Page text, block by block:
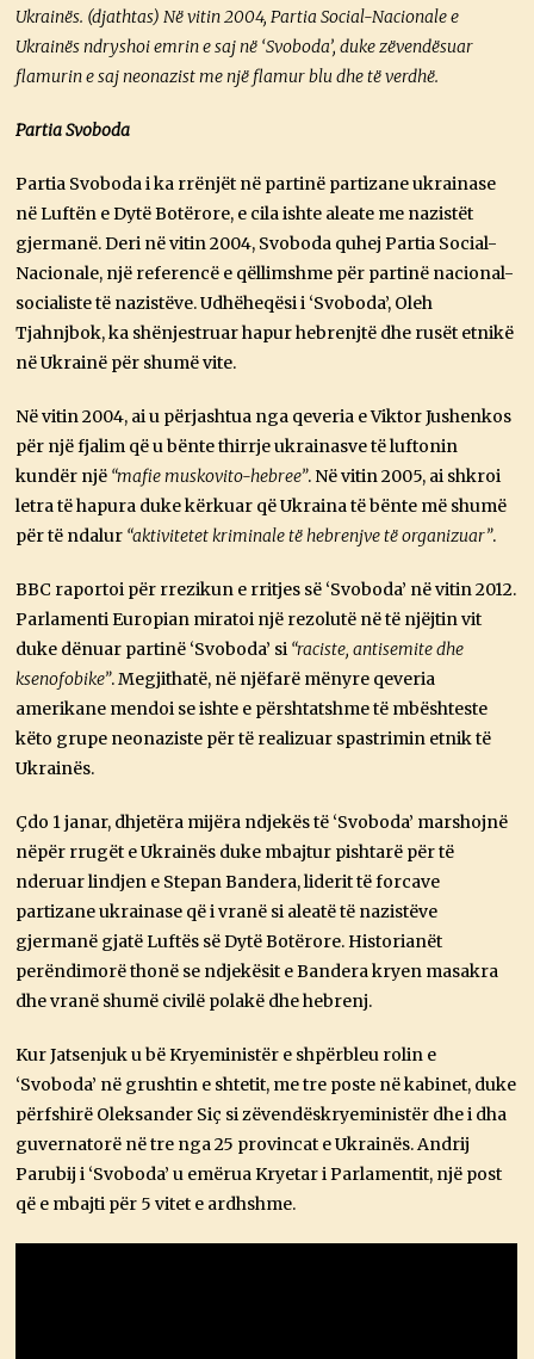
Ukrainës. (djathtas) Në vitin 2004, Partia Social-Nacionale e
Ukrainës ndryshoi emrin e saj në ‘Svoboda’, duke zëvendësuar
flamurin e saj neonazist me një flamur blu dhe të verdhë.
Partia Svoboda
Partia Svoboda i ka rrënjët në partinë partizane ukrainase
në Luftën e Dytë Botërore, e cila ishte aleate me nazistët
gjermanë. Deri në vitin 2004, Svoboda quhej Partia Social-
Nacionale, një referencë e qëllimshme për partinë nacional-
socialiste të nazistëve. Udhëheqësi i ‘Svoboda’, Oleh
Tjahnjbok, ka shënjestruar hapur hebrenjtë dhe rusët etnikë
në Ukrainë për shumë vite.
Në vitin 2004, ai u përjashtua nga qeveria e Viktor Jushenkos
për një fjalim që u bënte thirrje ukrainasve të luftonin
kundër një “mafie muskovito-hebree”. Në vitin 2005, ai shkroi
letra të hapura duke kërkuar që Ukraina të bënte më shumë
për të ndalur “aktivitetet kriminale të hebrenjve të organizuar”.
BBC raportoi për rrezikun e rritjes së ‘Svoboda’ në vitin 2012.
Parlamenti Europian miratoi një rezolutë në të njëjtin vit
duke dënuar partinë ‘Svoboda’ si “raciste, antisemite dhe
ksenofobike”. Megjithatë, në njëfarë mënyre qeveria
amerikane mendoi se ishte e përshtatshme të mbështeste
këto grupe neonaziste për të realizuar spastrimin etnik të
Ukrainës.
Çdo 1 janar, dhjetëra mijëra ndjekës të ‘Svoboda’ marshojnë
nëpër rrugët e Ukrainës duke mbajtur pishtarë për të
nderuar lindjen e Stepan Bandera, liderit të forcave
partizane ukrainase që i vranë si aleatë të nazistëve
gjermanë gjatë Luftës së Dytë Botërore. Historianët
perëndimorë thonë se ndjekësit e Bandera kryen masakra
dhe vranë shumë civilë polakë dhe hebrenj.
Kur Jatsenjuk u bë Kryeministër e shpërbleu rolin e
‘Svoboda’ në grushtin e shtetit, me tre poste në kabinet, duke
përfshirë Oleksander Siç si zëvendëskryeministër dhe i dha
guvernatorë në tre nga 25 provincat e Ukrainës. Andrij
Parubij i ‘Svoboda’ u emërua Kryetar i Parlamentit, një post
që e mbajti për 5 vitet e ardhshme.